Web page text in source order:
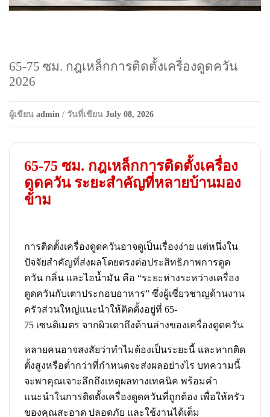
65-75 ซม. กฎเหล็กการติดตั้งเครื่องดูดควัน
2026
ผู้เขียน admin / วันที่เขียน July 08, 2026
65-75 ซม. กฎเหล็กการติดตั้งเครื่อง
ดูดควัน ระยะสำคัญที่หลายบ้านมอง
ข้าม
การติดตั้งเครื่องดูดควันอาจดูเป็นเรื่องง่าย แต่หนึ่งใน
ปัจจัยสำคัญที่ส่งผลโดยตรงต่อประสิทธิภาพการดูด
ควัน กลิ่น และไอน้ำมัน คือ “ระยะห่างระหว่างเครื่อง
ดูดควันกับเตาประกอบอาหาร” ซึ่งผู้เชี่ยวชาญด้านงาน
ครัวส่วนใหญ่แนะนำให้ติดตั้งอยู่ที่ 65-
75 เซนติเมตร จากผิวเตาถึงด้านล่างของเครื่องดูดควัน
หลายคนอาจสงสัยว่าทำไมต้องเป็นระยะนี้ และหากติด
ตั้งสูงหรือต่ำกว่าที่กำหนดจะส่งผลอย่างไร บทความนี้
จะพาคุณเจาะลึกถึงเหตุผลทางเทคนิค พร้อมคำ
แนะนำในการติดตั้งเครื่องดูดควันที่ถูกต้อง เพื่อให้ครัว
ของคุณสะอาด ปลอดภัย และใช้งานได้เต็ม